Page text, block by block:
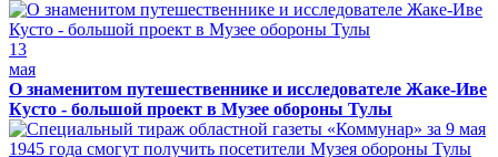
13
мая
О знаменитом путешественнике и исследователе Жаке-Иве
Кусто - большой проект в Музее обороны Тулы